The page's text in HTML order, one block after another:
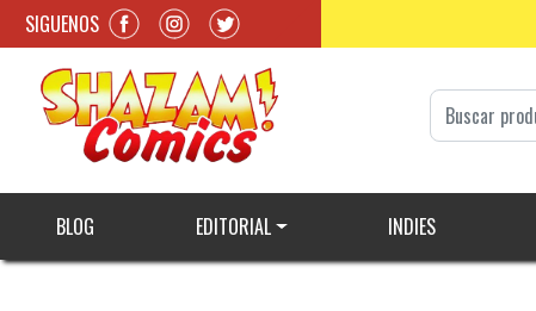
SIGUENOS
BLOG EDITORIAL INDIES